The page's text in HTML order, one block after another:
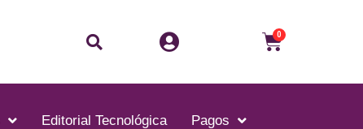
Buscar 0Carrito
Editorial Tecnológica Pagos